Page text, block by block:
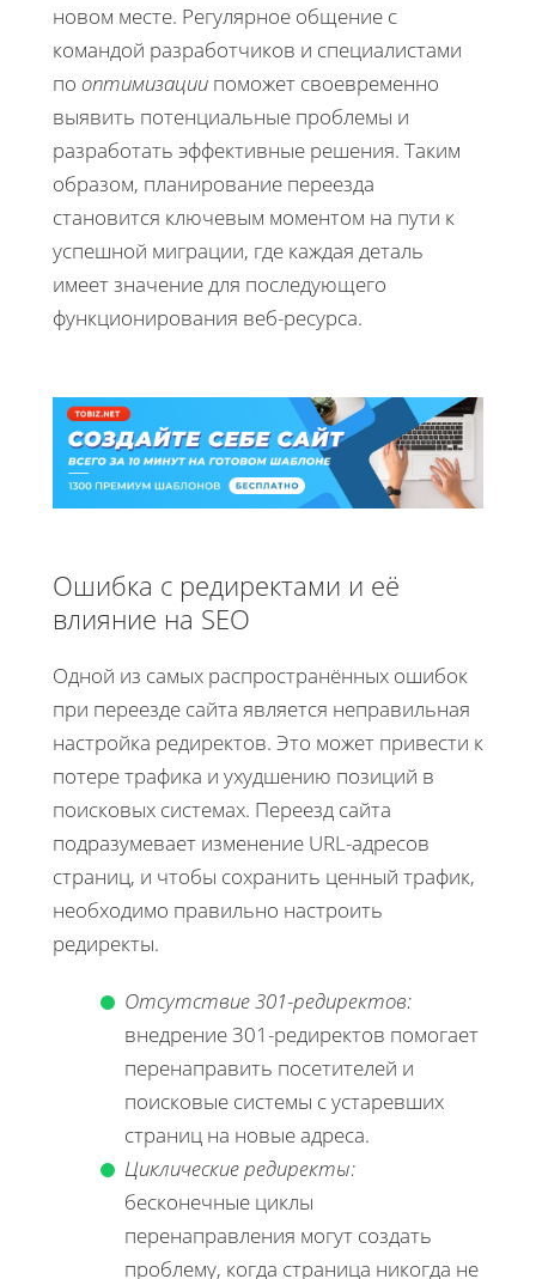
новом месте. Регулярное общение с
командой разработчиков и специалистами
по оптимизации поможет своевременно
выявить потенциальные проблемы и
разработать эффективные решения. Таким
образом, планирование переезда
становится ключевым моментом на пути к
успешной миграции, где каждая деталь
имеет значение для последующего
функционирования веб-ресурса.
Ошибка с редиректами и её
влияние на SEO
Одной из самых распространённых ошибок
при переезде сайта является неправильная
настройка редиректов. Это может привести к
потере трафика и ухудшению позиций в
поисковых системах. Переезд сайта
подразумевает изменение URL-адресов
страниц, и чтобы сохранить ценный трафик,
необходимо правильно настроить
редиректы.
Отсутствие 301-редиректов:
внедрение 301-редиректов помогает
перенаправить посетителей и
поисковые системы с устаревших
страниц на новые адреса.
Циклические редиректы:
бесконечные циклы
перенаправления могут создать
проблему, когда страница никогда не